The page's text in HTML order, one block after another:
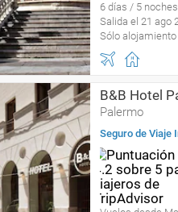
6 días / 5 noches
Salida el 21 ago
Sólo alojamiento
B&B Hotel
Palermo
Seguro de Viaje